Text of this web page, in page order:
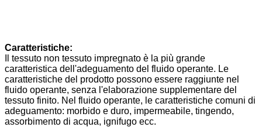
Caratteristiche:
Il tessuto non tessuto impregnato è la più grande
caratteristica dell'adeguamento del fluido operante. Le
caratteristiche del prodotto possono essere raggiunte nel
fluido operante, senza l'elaborazione supplementare del
tessuto finito. Nel fluido operante, le caratteristiche comuni di
adeguamento: morbido e duro, impermeabile, tingendo,
assorbimento di acqua, ignifugo ecc.